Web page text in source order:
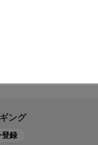
ング
登録